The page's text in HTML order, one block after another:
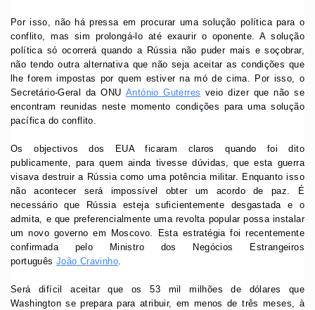
Por isso, não há pressa em procurar uma solução política para o
conflito, mas sim prolongá-lo até exaurir o oponente. A solução
política só ocorrerá quando a Rússia não puder mais e soçobrar,
não tendo outra alternativa que não seja aceitar as condições que
lhe forem impostas por quem estiver na mó de cima. Por isso, o
Secretário-Geral da ONU António Guterres veio dizer que não se
encontram reunidas neste momento condições para uma solução
pacífica do conflito.
Os objectivos dos EUA ficaram claros quando foi dito
publicamente, para quem ainda tivesse dúvidas, que esta guerra
visava destruir a Rússia como uma potência militar. Enquanto isso
não acontecer será impossível obter um acordo de paz. É
necessário que Rússia esteja suficientemente desgastada e o
admita, e que preferencialmente uma revolta popular possa instalar
um novo governo em Moscovo. Esta estratégia foi recentemente
confirmada pelo Ministro dos Negócios Estrangeiros
português João Cravinho.
Será difícil aceitar que os 53 mil milhões de dólares que
Washington se prepara para atribuir, em menos de três meses, à